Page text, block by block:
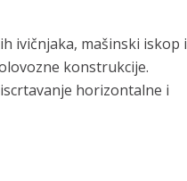
ivičnjaka, mašinski iskop i
konstrukcije.
horizontalne i